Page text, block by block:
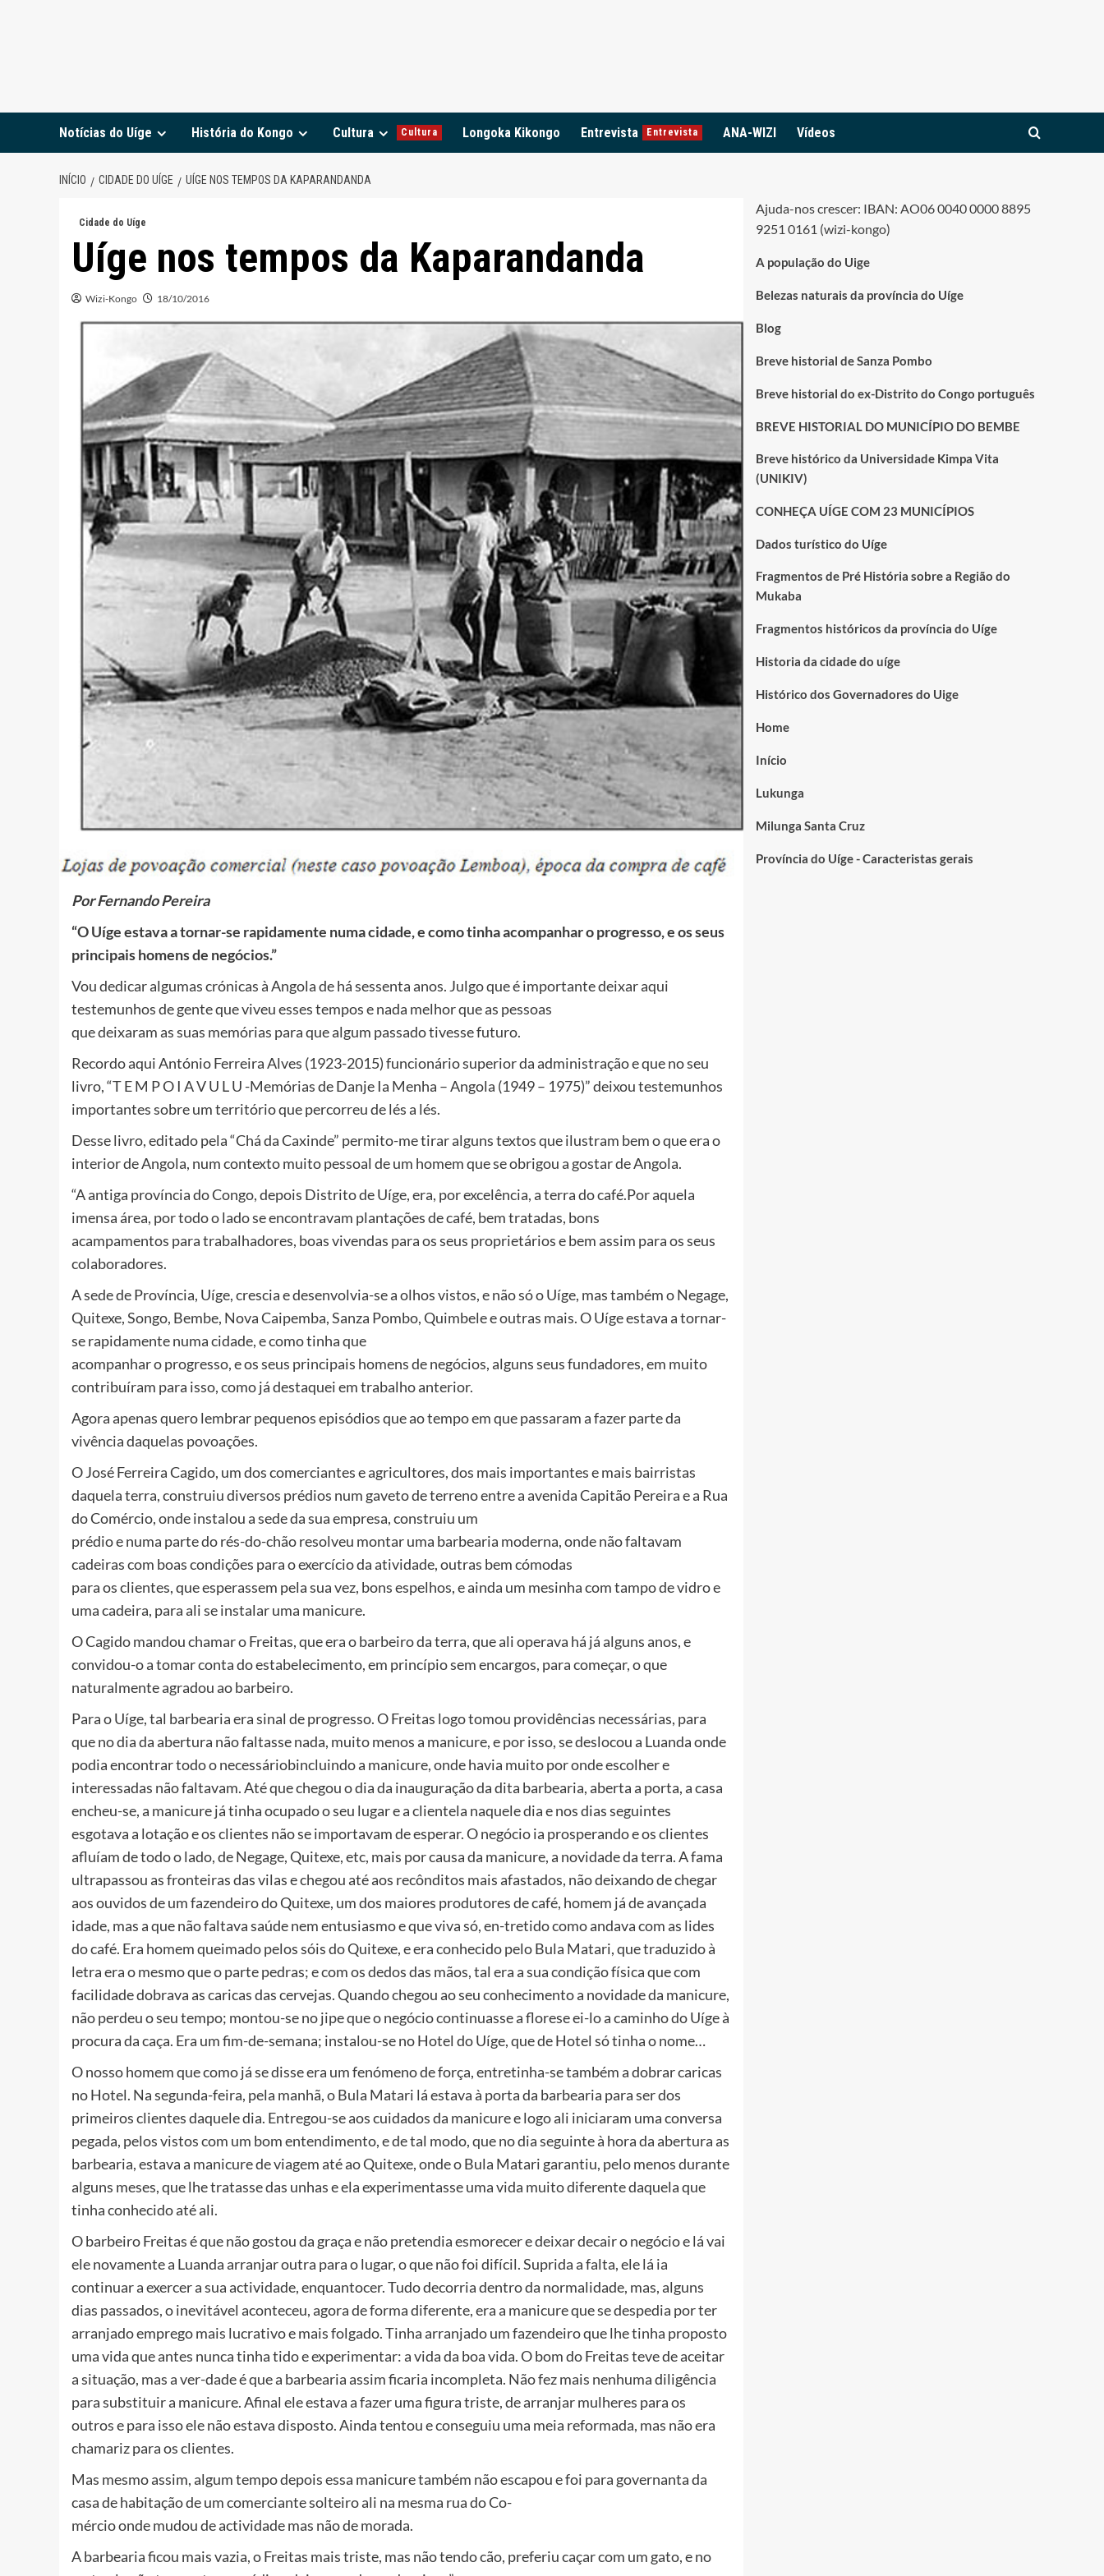
Notícias do Uíge História do Kongo Cultura Cultura Longoka Kikongo Entrevista Entrevista ANA-WIZI Vídeos
INÍCIO CIDADE DO UÍGE UÍGE NOS TEMPOS DA KAPARANDANDA
Cidade do Uíge
Uíge nos tempos da Kaparandanda
Wizi-Kongo 18/10/2016
Por Fernando Pereira
“O Uíge estava a tornar-se rapidamente numa cidade, e como tinha acompanhar o progresso, e os seus
principais homens de negócios.”
Vou dedicar algumas crónicas à Angola de há sessenta anos. Julgo que é importante deixar aqui
testemunhos de gente que viveu esses tempos e nada melhor que as pessoas
que deixaram as suas memórias para que algum passado tivesse futuro.
Recordo aqui António Ferreira Alves (1923-2015) funcionário superior da administração e que no seu
livro, “T E M P O I A V U L U -Memórias de Danje Ia Menha – Angola (1949 – 1975)” deixou testemunhos
importantes sobre um território que percorreu de lés a lés.
Desse livro, editado pela “Chá da Caxinde” permito-me tirar alguns textos que ilustram bem o que era o
interior de Angola, num contexto muito pessoal de um homem que se obrigou a gostar de Angola.
“A antiga província do Congo, depois Distrito de Uíge, era, por excelência, a terra do café.Por aquela
imensa área, por todo o lado se encontravam plantações de café, bem tratadas, bons
acampamentos para trabalhadores, boas vivendas para os seus proprietários e bem assim para os seus
colaboradores.
A sede de Província, Uíge, crescia e desenvolvia-se a olhos vistos, e não só o Uíge, mas também o Negage,
Quitexe, Songo, Bembe, Nova Caipemba, Sanza Pombo, Quimbele e outras mais. O Uíge estava a tornar-
se rapidamente numa cidade, e como tinha que
acompanhar o progresso, e os seus principais homens de negócios, alguns seus fundadores, em muito
contribuíram para isso, como já destaquei em trabalho anterior.
Agora apenas quero lembrar pequenos episódios que ao tempo em que passaram a fazer parte da
vivência daquelas povoações.
O José Ferreira Cagido, um dos comerciantes e agricultores, dos mais importantes e mais bairristas
daquela terra, construiu diversos prédios num gaveto de terreno entre a avenida Capitão Pereira e a Rua
do Comércio, onde instalou a sede da sua empresa, construiu um
prédio e numa parte do rés-do-chão resolveu montar uma barbearia moderna, onde não faltavam
cadeiras com boas condições para o exercício da atividade, outras bem cómodas
para os clientes, que esperassem pela sua vez, bons espelhos, e ainda um mesinha com tampo de vidro e
uma cadeira, para ali se instalar uma manicure.
O Cagido mandou chamar o Freitas, que era o barbeiro da terra, que ali operava há já alguns anos, e
convidou-o a tomar conta do estabelecimento, em princípio sem encargos, para começar, o que
naturalmente agradou ao barbeiro.
Para o Uíge, tal barbearia era sinal de progresso. O Freitas logo tomou providências necessárias, para
que no dia da abertura não faltasse nada, muito menos a manicure, e por isso, se deslocou a Luanda onde
podia encontrar todo o necessáriobincluindo a manicure, onde havia muito por onde escolher e
interessadas não faltavam. Até que chegou o dia da inauguração da dita barbearia, aberta a porta, a casa
encheu-se, a manicure já tinha ocupado o seu lugar e a clientela naquele dia e nos dias seguintes
esgotava a lotação e os clientes não se importavam de esperar. O negócio ia prosperando e os clientes
afluíam de todo o lado, de Negage, Quitexe, etc, mais por causa da manicure, a novidade da terra. A fama
ultrapassou as fronteiras das vilas e chegou até aos recônditos mais afastados, não deixando de chegar
aos ouvidos de um fazendeiro do Quitexe, um dos maiores produtores de café, homem já de avançada
idade, mas a que não faltava saúde nem entusiasmo e que viva só, en-tretido como andava com as lides
do café. Era homem queimado pelos sóis do Quitexe, e era conhecido pelo Bula Matari, que traduzido à
letra era o mesmo que o parte pedras; e com os dedos das mãos, tal era a sua condição física que com
facilidade dobrava as caricas das cervejas. Quando chegou ao seu conhecimento a novidade da manicure,
não perdeu o seu tempo; montou-se no jipe que o negócio continuasse a florese ei-lo a caminho do Uíge à
procura da caça. Era um fim-de-semana; instalou-se no Hotel do Uíge, que de Hotel só tinha o nome…
O nosso homem que como já se disse era um fenómeno de força, entretinha-se também a dobrar caricas
no Hotel. Na segunda-feira, pela manhã, o Bula Matari lá estava à porta da barbearia para ser dos
primeiros clientes daquele dia. Entregou-se aos cuidados da manicure e logo ali iniciaram uma conversa
pegada, pelos vistos com um bom entendimento, e de tal modo, que no dia seguinte à hora da abertura as
barbearia, estava a manicure de viagem até ao Quitexe, onde o Bula Matari garantiu, pelo menos durante
alguns meses, que lhe tratasse das unhas e ela experimentasse uma vida muito diferente daquela que
tinha conhecido até ali.
O barbeiro Freitas é que não gostou da graça e não pretendia esmorecer e deixar decair o negócio e lá vai
ele novamente a Luanda arranjar outra para o lugar, o que não foi difícil. Suprida a falta, ele lá ia
continuar a exercer a sua actividade, enquantocer. Tudo decorria dentro da normalidade, mas, alguns
dias passados, o inevitável aconteceu, agora de forma diferente, era a manicure que se despedia por ter
arranjado emprego mais lucrativo e mais folgado. Tinha arranjado um fazendeiro que lhe tinha proposto
uma vida que antes nunca tinha tido e experimentar: a vida da boa vida. O bom do Freitas teve de aceitar
a situação, mas a ver-dade é que a barbearia assim ficaria incompleta. Não fez mais nenhuma diligência
para substituir a manicure. Afinal ele estava a fazer uma figura triste, de arranjar mulheres para os
outros e para isso ele não estava disposto. Ainda tentou e conseguiu uma meia reformada, mas não era
chamariz para os clientes.
Mas mesmo assim, algum tempo depois essa manicure também não escapou e foi para governanta da
casa de habitação de um comerciante solteiro ali na mesma rua do Co-
mércio onde mudou de actividade mas não de morada.
A barbearia ficou mais vazia, o Freitas mais triste, mas não tendo cão, preferiu caçar com um gato, e no
Ajuda-nos crescer: IBAN: AO06 0040 0000 8895
9251 0161 (wizi-kongo)
A população do Uige
Belezas naturais da província do Uíge
Blog
Breve historial de Sanza Pombo
Breve historial do ex-Distrito do Congo português
BREVE HISTORIAL DO MUNICÍPIO DO BEMBE
Breve histórico da Universidade Kimpa Vita
(UNIKIV)
CONHEÇA UÍGE COM 23 MUNICÍPIOS
Dados turístico do Uíge
Fragmentos de Pré História sobre a Região do
Mukaba
Fragmentos históricos da província do Uíge
Historia da cidade do uíge
Histórico dos Governadores do Uige
Home
Início
Lukunga
Milunga Santa Cruz
Província do Uíge - Caracteristas gerais